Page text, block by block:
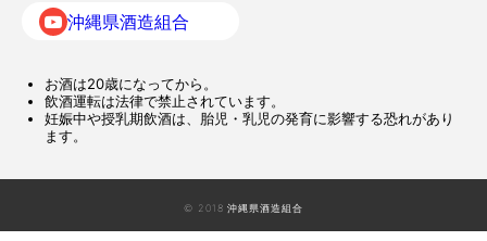
沖縄県酒造組合
お酒は20歳になってから。
飲酒運転は法律で禁止されています。
妊娠中や授乳期飲酒は、胎児・乳児の発育に影響する恐れがあり
ます。
© 2018 沖縄県酒造組合